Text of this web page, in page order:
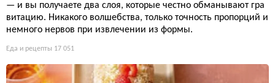
— и вы получаете два слоя, которые честно обманывают гра
витацию. Никакого волшебства, только точность пропорций и
немного нервов при извлечении из формы.
Еда и рецепты 17 051